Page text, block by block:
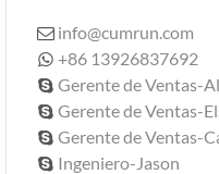
 info@cumrun.com
 +86 13926837692
 Gerente de Ventas-
 Gerente de Ventas-
 Gerente de Ventas-
 Ingeniero-Jason